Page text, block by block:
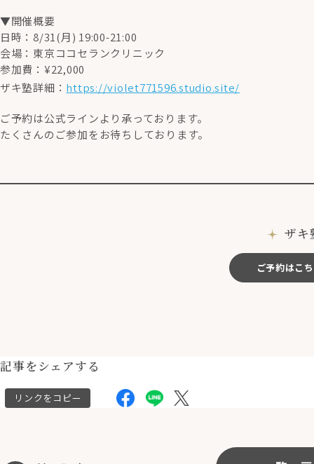
▼開催概要
日時：8/31(月) 19:00-21:00
会場：東京ココセランクリニック
参加費：¥22,000
ザキ塾詳細： https://violet771596.studio.site/
ご予約は公式ラインより承っております。
たくさんのご参加をお待ちしております。
ザキ
ご予約はこ
記事をシェアする
リンクをコピー